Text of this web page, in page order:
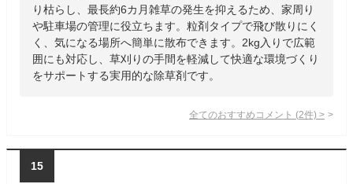
り枯らし、最長約6カ月雑草の発生を抑えるため、家周り
や駐車場の管理に役立ちます。粒剤タイプで飛び散りにく
く、気になる場所へ簡単に散布できます。2kg入りで広範
囲にも対応し、草刈りの手間を軽減して快適な環境づくり
をサポートする実用的な除草剤です。
全てのおすすめコメント (2件) >
15